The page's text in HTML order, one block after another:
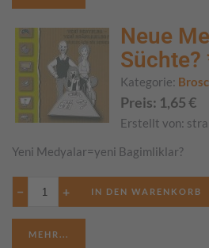
Neue
Kategorie:
Preis: 1,65€
Erstellt von:
Yeni Medyalar=yeni Bagimliklar?
− +
MEHR...